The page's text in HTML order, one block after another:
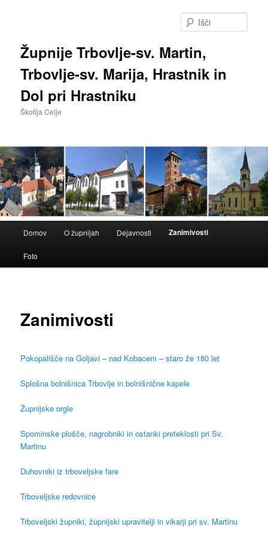
vsebinoŽupnije Trbovlje-sv. Martin,
Trbovlje-sv. Marija, Hrastnik in
Dol pri Hrastniku
Škofija Celje
Domov O župnijah Dejavnosti Zanimivosti
Foto
Zanimivosti
Pokopališče na Goljavi – nad Kobacem – staro že 180 let
Splošna bolnišnica Trbovlje in bolnišnične kapele
Župnijske orgle
Spominske plošče, nagrobniki in ostanki preteklosti pri Sv.
Martinu
Duhovniki iz trboveljske fare
Trboveljske redovnice
Trboveljski župniki, župnijski upravitelji in vikarji pri sv. Martinu